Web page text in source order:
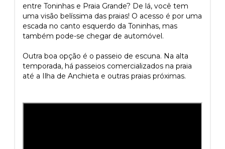
entre Toninhas e Praia Grande? De lá, você tem
uma visão belíssima das praias! O acesso é por uma
escada no canto esquerdo da Toninhas, mas
também pode-se chegar de automóvel.
Outra boa opção é o passeio de escuna. Na alta
temporada, há passeios comercializados na praia
até a Ilha de Anchieta e outras praias próximas.